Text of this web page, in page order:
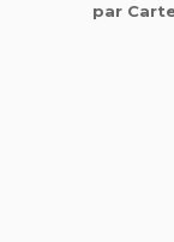
par